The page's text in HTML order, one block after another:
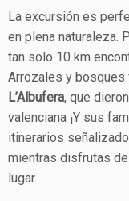
La excursión es
en plena naturaleza.
tan solo 10 km
Arrozales y bosques
L’Albufera, que
valenciana ¡Y sus
itinerarios
mientras disfrutas
lugar.